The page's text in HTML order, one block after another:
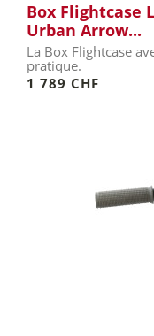
Box Flightcase
Urban Arrow...
La Box Flightcase
pratique.
1 789 CHF